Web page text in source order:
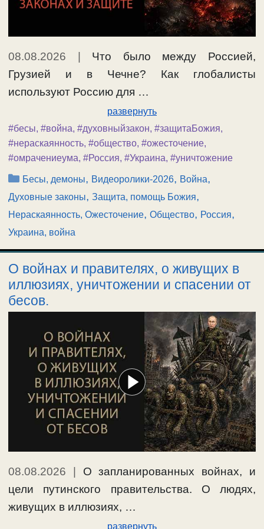
08.08.2026 | Что было между Россией,
Грузией и в Чечне? Как глобалисты
используют Россию для …
развернуть
#бесы, #война, #духовныйзакон, #защитаБожия,
#нераскаянность, #общество, #ожесточение,
#омрачениеума, #Россия, #Украина, #уничтожение
Рубрики
Бесы, демоны, Видеоролики-2026, Война,
Духовные законы, Защита, помощь Божия,
Нераскаянность, Ожесточение, Общество, Россия,
Украина, война
О войнах и правителях, о живущих в
иллюзиях, уничтожении и спасении от
бесов.
08.08.2026 | О запланированных войнах, и
цели путинского правительства. О людях,
живущих в иллюзиях, …
развернуть